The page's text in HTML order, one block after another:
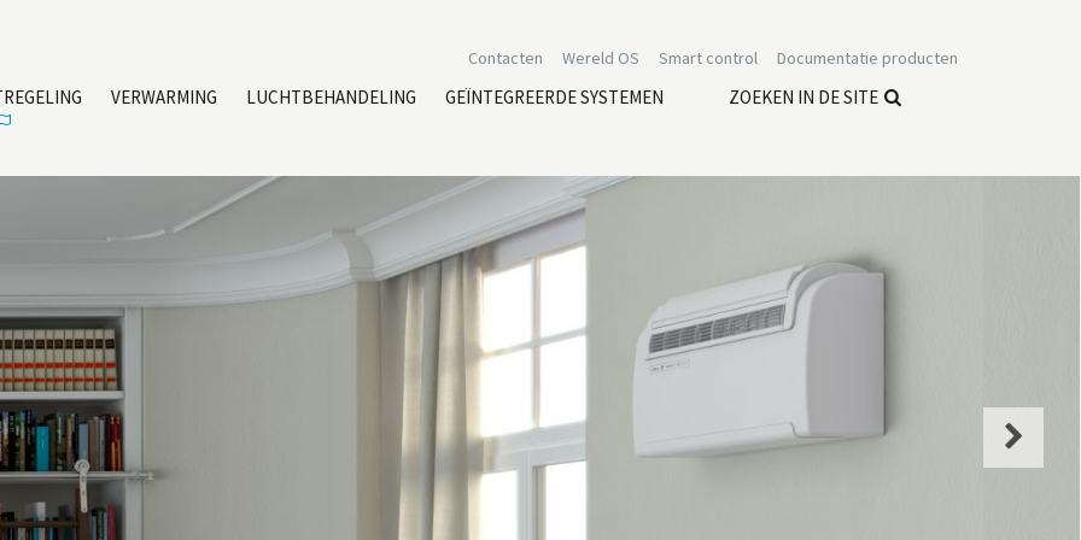
Documentatie producten
Smart control
Wereld OS
Contacten
VERWARMING LUCHTBEHANDELING GEÏNTEGREERDE SYSTEMEN
ZOEKEN IN DE SITE